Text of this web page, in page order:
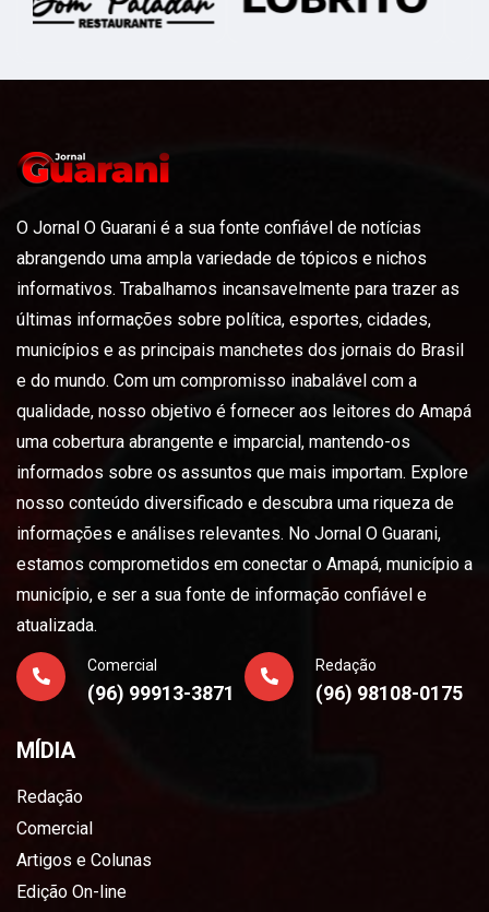
O Jornal O Guarani é a sua fonte confiável de notícias
abrangendo uma ampla variedade de tópicos e nichos
informativos. Trabalhamos incansavelmente para trazer as
últimas informações sobre política, esportes, cidades,
municípios e as principais manchetes dos jornais do Brasil
e do mundo. Com um compromisso inabalável com a
qualidade, nosso objetivo é fornecer aos leitores do Amapá
uma cobertura abrangente e imparcial, mantendo-os
informados sobre os assuntos que mais importam. Explore
nosso conteúdo diversificado e descubra uma riqueza de
informações e análises relevantes. No Jornal O Guarani,
estamos comprometidos em conectar o Amapá, município a
município, e ser a sua fonte de informação confiável e
atualizada.
Comercial
(96) 99913-3871
Redação
(96) 98108-0175
MÍDIA
Redação
Comercial
Artigos e Colunas
Edição On-line